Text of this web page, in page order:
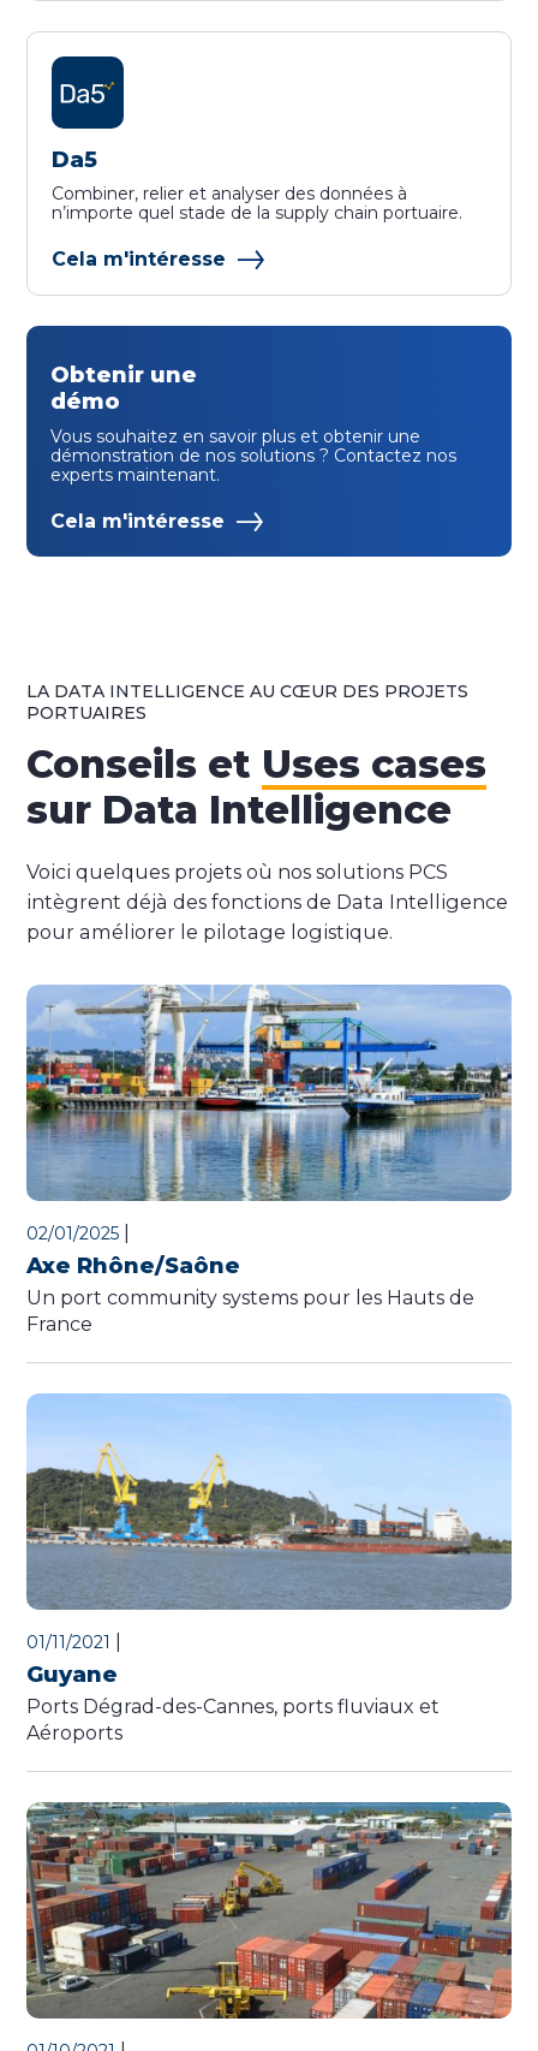
Da5
Combiner, relier et analyser des données à
n’importe quel stade de la supply chain portuaire.
Cela m'intéresse
Obtenir une
démo
Vous souhaitez en savoir plus et obtenir une
démonstration de nos solutions ? Contactez nos
experts maintenant.
Cela m'intéresse
LA DATA INTELLIGENCE AU CŒUR DES PROJETS
PORTUAIRES
Conseils et Uses cases
sur Data Intelligence
Voici quelques projets où nos solutions PCS
intègrent déjà des fonctions de Data Intelligence
pour améliorer le pilotage logistique.
Axe Rhône/Saône
02/01/2025
Un port community systems pour les Hauts de
France
Guyane
01/11/2021
Ports Dégrad-des-Cannes, ports fluviaux et
Aéroports